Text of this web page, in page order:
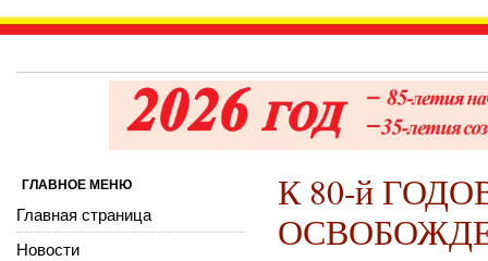
К 80-й
ГЛАВНОЕ МЕНЮ
Главная страница
Новости